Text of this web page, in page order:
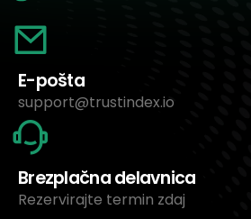
E-pošta
support@trustindex.io
Brezplačna delavnica
Rezervirajte termin zdaj